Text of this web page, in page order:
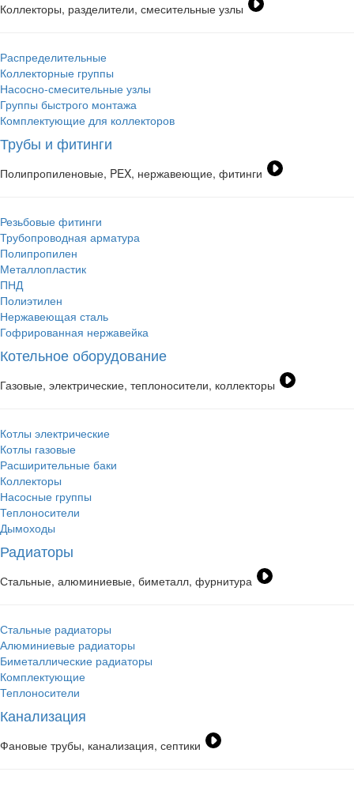
Коллекторы, разделители, смесительные узлы
Распределительные
Коллекторные группы
Насосно-смесительные узлы
Группы быстрого монтажа
Комплектующие для коллекторов
Трубы и фитинги
Полипропиленовые, PEX, нержавеющие, фитинги
Резьбовые фитинги
Трубопроводная арматура
Полипропилен
Металлопластик
ПНД
Полиэтилен
Нержавеющая сталь
Гофрированная нержавейка
Котельное оборудование
Газовые, электрические, теплоносители, коллекторы
Котлы электрические
Котлы газовые
Расширительные баки
Коллекторы
Насосные группы
Теплоносители
Дымоходы
Радиаторы
Стальные, алюминиевые, биметалл, фурнитура
Стальные радиаторы
Алюминиевые радиаторы
Биметаллические радиаторы
Комплектующие
Теплоносители
Канализация
Фановые трубы, канализация, септики